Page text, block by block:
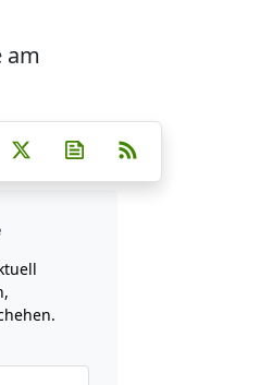
am
auf Facebook
Teilen auf Whatsapp
Teilen auf Telegram
Pinterest
E-Mail teilen
Post auf XNewsletter